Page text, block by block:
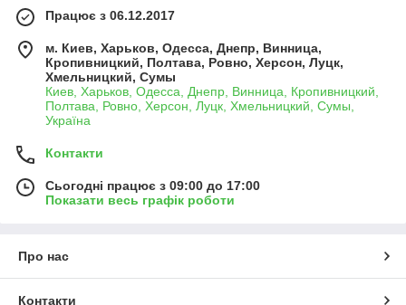
Працює з 06.12.2017
м. Киев, Харьков, Одесса, Днепр, Винница,
Кропивницкий, Полтава, Ровно, Херсон, Луцк,
Хмельницкий, Сумы
Киев, Харьков, Одесса, Днепр, Винница, Кропивницкий,
Полтава, Ровно, Херсон, Луцк, Хмельницкий, Сумы,
Україна
Контакти
Сьогодні працює з 09:00 до 17:00
Показати весь графік роботи
Про нас
Контакти